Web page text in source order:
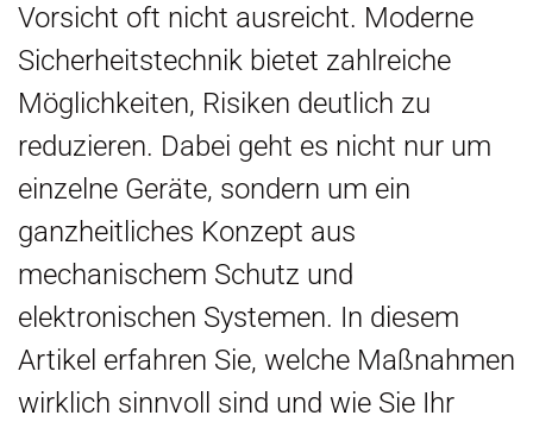
Vorsicht oft nicht ausreicht. Moderne
Sicherheitstechnik bietet zahlreiche
Möglichkeiten, Risiken deutlich zu
reduzieren. Dabei geht es nicht nur um
einzelne Geräte, sondern um ein
ganzheitliches Konzept aus
mechanischem Schutz und
elektronischen Systemen. In diesem
Artikel erfahren Sie, welche Maßnahmen
wirklich sinnvoll sind und wie Sie Ihr